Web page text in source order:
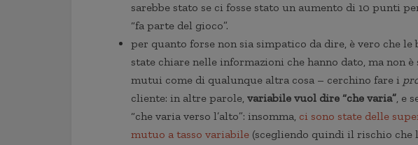
sarebbe stato se ci fosse stato un aumento di 10 punti
“fa parte del gioco”.
per quanto forse non sia simpatico da dire, è vero che
state chiare nelle informazioni che hanno dato, ma non
mutui come di qualunque altra cosa – cerchino fare i
cliente: in altre parole, variabile vuol dire “che varia”, e
“che varia verso l’alto”: insomma, ci sono state delle
mutuo a tasso variabile (scegliendo quindi il rischio che